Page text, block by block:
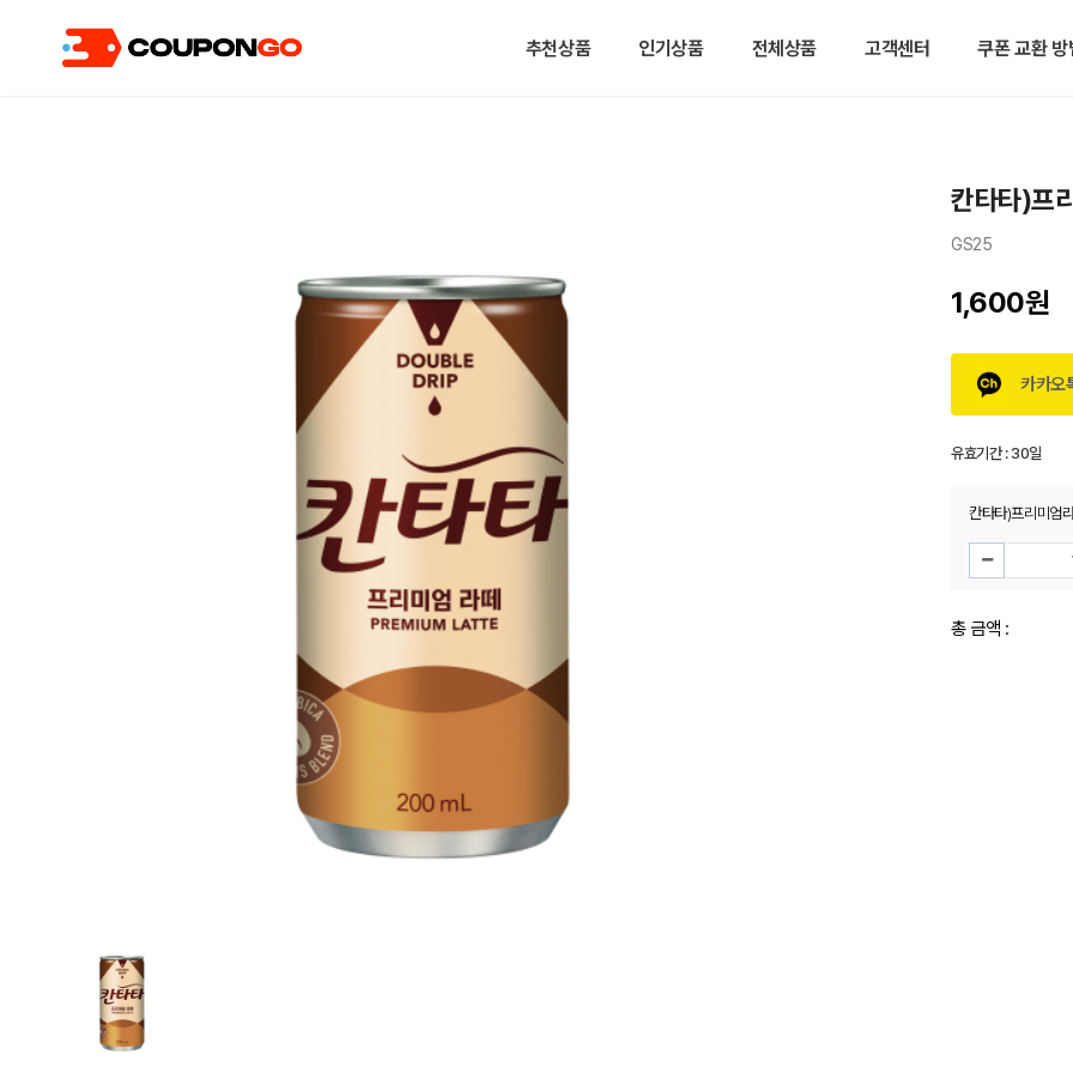
추천상품 인기상품 전체상품 고객센터 쿠폰 교환 방
칸타타)프
GS25
1,600원
카카오
유효기간 :30일
칸타타)프리미엄
총 금액 :